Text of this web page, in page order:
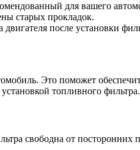
для вашего
старых прокладок.
после установки
Это поможет
топливного фильтра.
свободна от